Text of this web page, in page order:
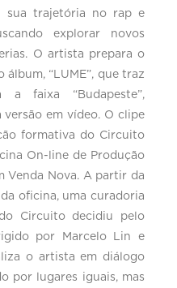
sua trajetória no rap e
explorar novos
O artista prepara o
álbum, “LUME”, que traz
faixa “Budapeste”,
em vídeo. O clipe
formativa do Circuito
On-line de Produção
Venda Nova. A partir da
oficina, uma curadoria
Circuito decidiu pelo
por Marcelo Lin e
o artista em diálogo
por lugares iguais, mas